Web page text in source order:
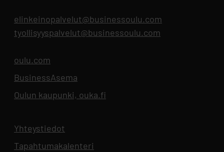
elinkeinopalvelut@businessoulu.com
tyollisyyspalvelut@businessoulu.com
oulu.com
BusinessAsema
Oulun kaupunki, ouka.fi
Yhteystiedot
Tapahtumakalenteri